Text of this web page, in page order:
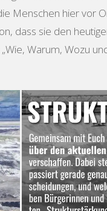
Menschen hier vor
dass sie den
Warum, Wozu